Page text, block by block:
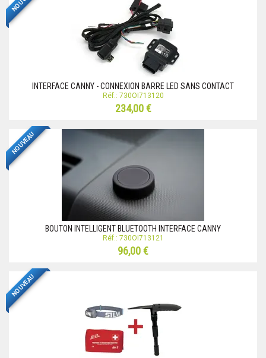
INTERFACE CANNY - CONNEXION BARRE LED SANS CONTACT
Réf.: 730OI713120
234,00 €
NOUVEAU
BOUTON INTELLIGENT BLUETOOTH INTERFACE CANNY
Réf.: 730OI713121
96,00 €
NOUVEAU